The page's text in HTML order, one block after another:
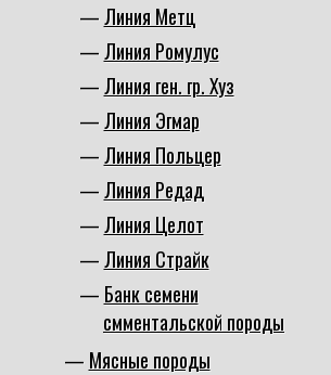
Линия Метц
Линия Ромулус
Линия ген. гр. Хуз
Линия Эгмар
Линия Польцер
Линия Редад
Линия Целот
Линия Страйк
Банк семени
смментальской породы
Мясные породы